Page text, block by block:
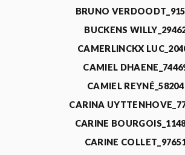
BRUNO
BUCKENS
CAMERLINCKX
CAMIEL
CAMIEL REYNÉ_58204
CARINA
CARINE
CARINE